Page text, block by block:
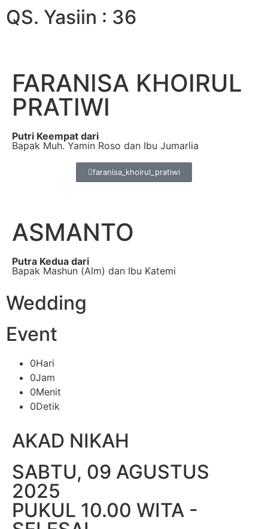
QS. Yasiin : 36
FARANISA KHOIRUL
PRATIWI
Putri Keempat dari
Bapak Muh. Yamin Roso dan Ibu Jumarlia
faranisa_khoirul_pratiwi
ASMANTO
Putra Kedua dari
Bapak Mashun (Alm) dan Ibu Katemi
Wedding
Event
0Hari
0Jam
0Menit
0Detik
AKAD NIKAH
SABTU, 09 AGUSTUS
2025
PUKUL 10.00 WITA -